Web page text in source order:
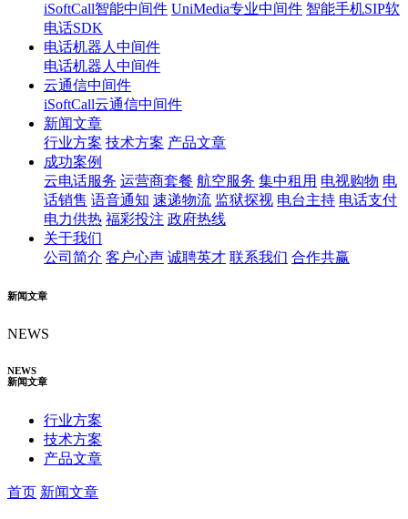
iSoftCall智能中间件 UniMedia专业中间件 智能手机SIP软
电话SDK
电话机器人中间件
电话机器人中间件
云通信中间件
iSoftCall云通信中间件
新闻文章
行业方案 技术方案 产品文章
成功案例
云电话服务 运营商套餐 航空服务 集中租用 电视购物 电
话销售 语音通知 速递物流 监狱探视 电台主持 电话支付
电力供热 福彩投注 政府热线
关于我们
公司简介 客户心声 诚聘英才 联系我们 合作共赢
新闻文章
NEWS
NEWS
新闻文章
行业方案
技术方案
产品文章
首页 新闻文章